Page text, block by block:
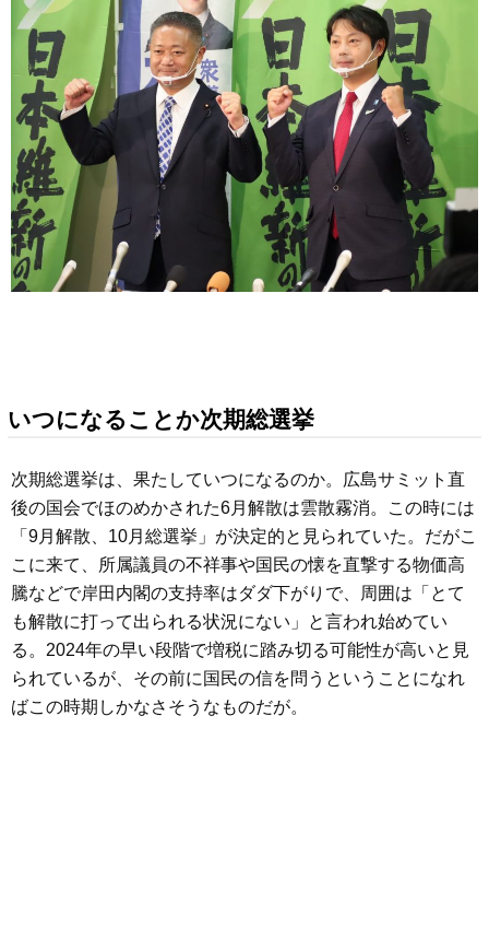
いつになることか次期総選挙
次期総選挙は、果たしていつになるのか。広島サミット直
後の国会でほのめかされた6月解散は雲散霧消。この時には
「9月解散、10月総選挙」が決定的と見られていた。だがこ
こに来て、所属議員の不祥事や国民の懐を直撃する物価高
騰などで岸田内閣の支持率はダダ下がりで、周囲は「とて
も解散に打って出られる状況にない」と言われ始めてい
る。2024年の早い段階で増税に踏み切る可能性が高いと見
られているが、その前に国民の信を問うということになれ
ばこの時期しかなさそうなものだが。